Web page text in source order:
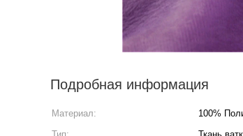
Подробная информация
Материал: 100%